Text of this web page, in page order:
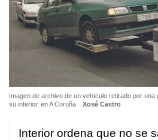
Imagen de archivo de un vehículo retirado por
su interior, en A Coruña
Xosé Castro
Interior ordena que no se